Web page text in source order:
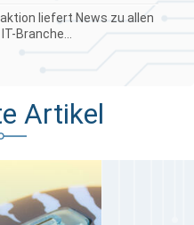
liefert News zu allen
Branche...
Artikel